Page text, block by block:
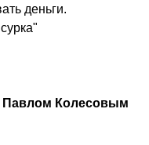
деньги.
Павлом Колесовым